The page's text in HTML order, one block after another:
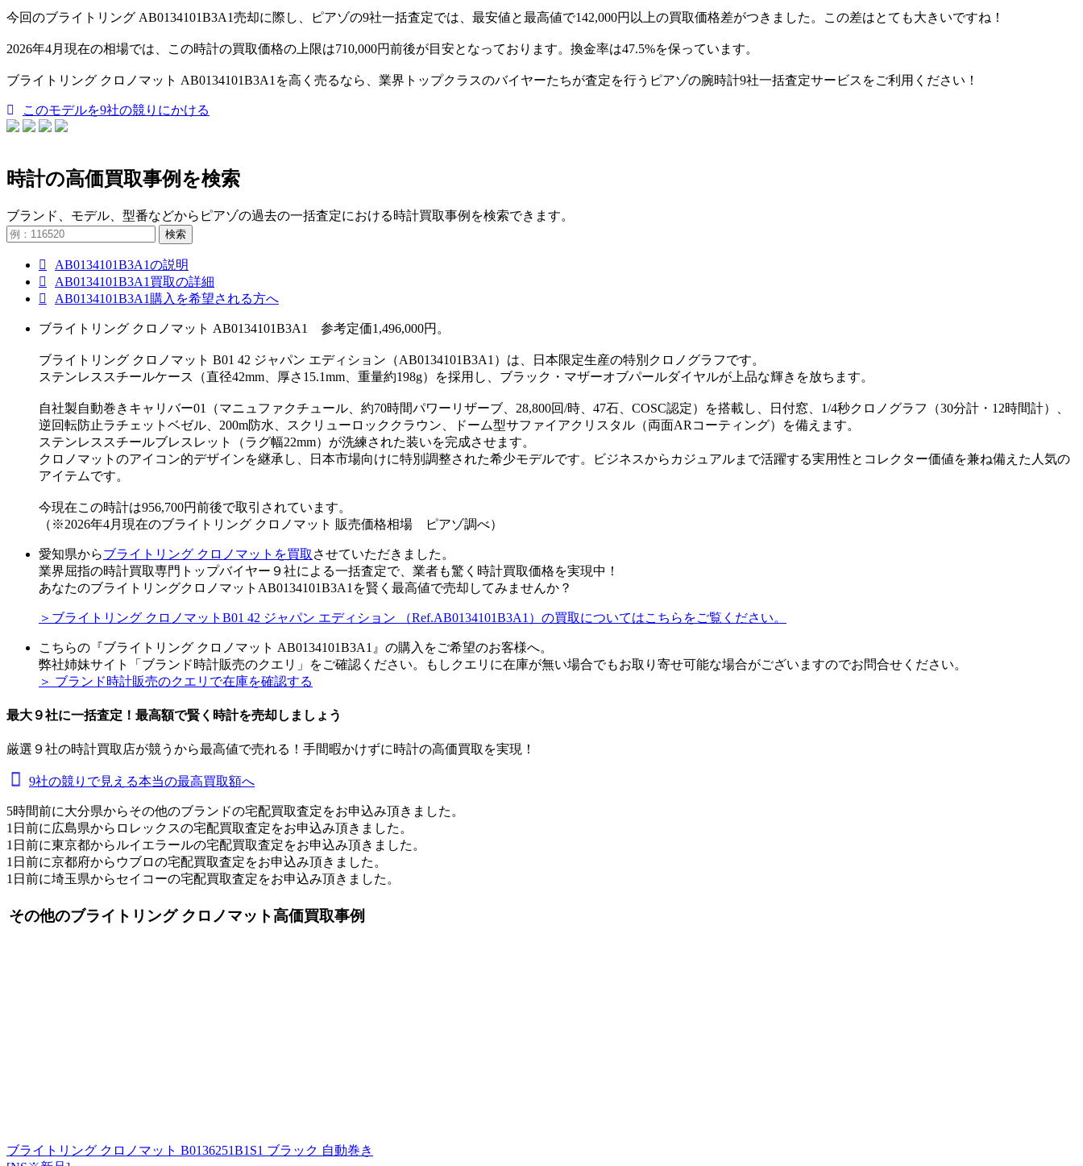
今回のブライトリング AB0134101B3A1売却に際し、ピアゾの9社一括査定では、最安値と最高値で142,000円以上の買取価格差がつきました。この差はとても大きいですね！
2026年4月現在の相場では、この時計の買取価格の上限は710,000円前後が目安となっております。換金率は47.5%を保っています。
ブライトリング クロノマット AB0134101B3A1を高く売るなら、業界トップクラスのバイヤーたちが査定を行うピアゾの腕時計9社一括査定サービスをご利用ください！
このモデルを9社の競りにかける
時計の高価買取事例を検索
ブランド、モデル、型番などからピアゾの過去の一括査定における時計買取事例を検索できます。
検索
AB0134101B3A1の説明
AB0134101B3A1買取の詳細
AB0134101B3A1購入を希望される方へ
ブライトリング クロノマット AB0134101B3A1 参考定価1,496,000円。
ブライトリング クロノマット B01 42 ジャパン エディション（AB0134101B3A1）は、日本限定生産の特別クロノグラフです。
ステンレススチールケース（直径42mm、厚さ15.1mm、重量約198g）を採用し、ブラック・マザーオブパールダイヤルが上品な輝きを放ちます。
自社製自動巻きキャリバー01（マニュファクチュール、約70時間パワーリザーブ、28,800回/時、47石、COSC認定）を搭載し、日付窓、1/4秒クロノグラフ（30分計・12時間計）、
逆回転防止ラチェットベゼル、200m防水、スクリューロッククラウン、ドーム型サファイアクリスタル（両面ARコーティング）を備えます。
ステンレススチールブレスレット（ラグ幅22mm）が洗練された装いを完成させます。
クロノマットのアイコン的デザインを継承し、日本市場向けに特別調整された希少モデルです。ビジネスからカジュアルまで活躍する実用性とコレクター価値を兼ね備えた人気の
アイテムです。
今現在この時計は956,700円前後で取引されています。
（※2026年4月現在のブライトリング クロノマット 販売価格相場 ピアゾ調べ）
愛知県からブライトリング クロノマットを買取 させていただきました。
業界屈指の時計買取専門トップバイヤー９社による一括査定で、業者も驚く時計買取価格を実現中！
あなたのブライトリングクロノマットAB0134101B3A1を賢く最高値で売却してみませんか？
＞ブライトリング クロノマットB01 42 ジャパン エディション （Ref.AB0134101B3A1）の買取についてはこちらをご覧ください。
こちらの『ブライトリング クロノマット AB0134101B3A1』の購入をご希望のお客様へ。
弊社姉妹サイト「ブランド時計販売のクエリ」をご確認ください。もしクエリに在庫が無い場合でもお取り寄せ可能な場合がございますのでお問合せください。
＞ ブランド時計販売のクエリで在庫を確認する
最大９社に一括査定！ 最高額で賢く時計を売却しましょう
厳選９社の時計買取店が競うから最高値で売れる！手間暇かけずに時計の高価買取を実現！
9社の競りで見える本当の最高買取額へ
5時間前に大分県からその他のブランドの宅配買取査定をお申込み頂きました。
1日前に広島県からロレックスの宅配買取査定をお申込み頂きました。
1日前に東京都からルイエラールの宅配買取査定をお申込み頂きました。
1日前に京都府からウブロの宅配買取査定をお申込み頂きました。
1日前に埼玉県からセイコーの宅配買取査定をお申込み頂きました。
その他のブライトリング クロノマット高価買取事例
ブライトリング クロノマット B0136251B1S1 ブラック 自動巻き